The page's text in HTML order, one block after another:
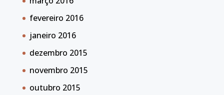
fevereiro 2016
janeiro 2016
dezembro 2015
novembro 2015
outubro 2015